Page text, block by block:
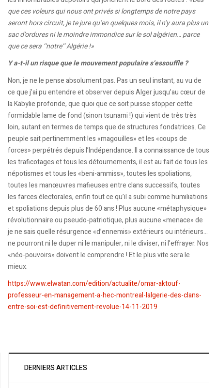
que ces voleurs qui nous ont privés si longtemps de notre pays
seront hors circuit, je te jure qu’en quelques mois, il n’y aura plus un
sac d’ordures ni le moindre immondice sur le sol algérien… parce
que ce sera ‘‘notre’’ Algérie !»
Y a-t-il un risque que le mouvement populaire s’essouffle ?
Non, je ne le pense absolument pas. Pas un seul instant, au vu de
ce que j’ai pu entendre et observer depuis Alger jusqu’au cœur de
la Kabylie profonde, que quoi que ce soit puisse stopper cette
formidable lame de fond (sinon tsunami !) qui vient de très très
loin, autant en termes de temps que de structures fondatrices. Ce
peuple sait pertinemment les «magouilles» et les «coups de
forces» perpétrés depuis l’Indépendance. Il a connaissance de tous
les traficotages et tous les détournements, il est au fait de tous les
népotismes et tous les «beni-ammiss», toutes les spoliations,
toutes les manœuvres mafieuses entre clans successifs, toutes
les farces électorales, enfin tout ce qu’il a subi comme humiliations
et spoliations depuis plus de 60 ans ! Plus aucune «métaphysique»
révolutionnaire ou pseudo-patriotique, plus aucune «menace» de
je ne sais quelle résurgence «d’ennemis» extérieurs ou intérieurs…
ne pourront ni le duper ni le manipuler, ni le diviser, ni l’effrayer. Nos
«néo-pouvoirs» doivent le comprendre ! Et le plus vite sera le
mieux.
https://www.elwatan.com/edition/actualite/omar-aktouf-
professeur-en-management-a-hec-montreal-lalgerie-des-clans-
entre-soi-est-definitivement-revolue-14-11-2019
DERNIERS ARTICLES